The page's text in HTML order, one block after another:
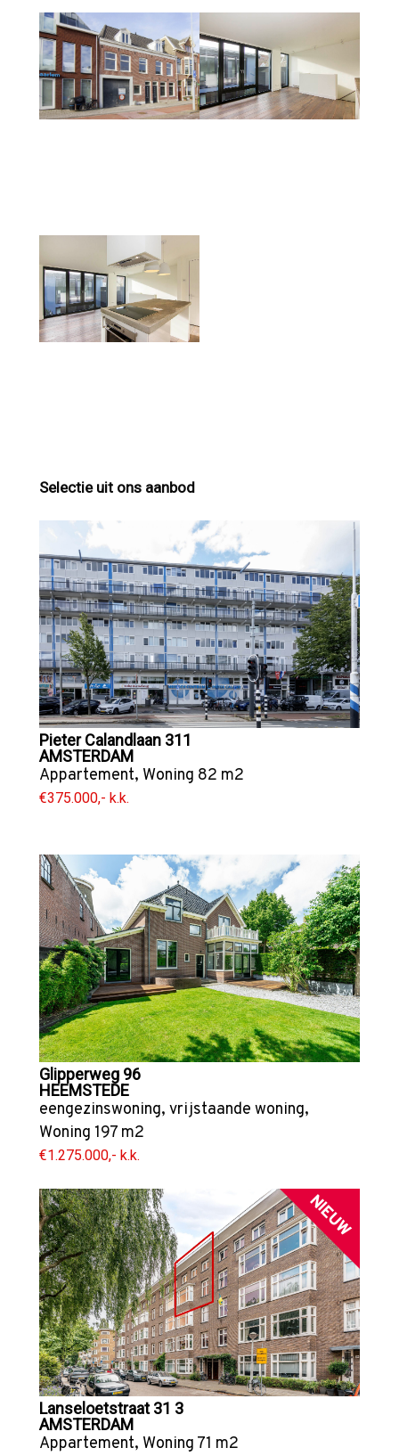
Selectie uit ons aanbod
Pieter Calandlaan 311
AMSTERDAM
Appartement, Woning 82 m2
€375.000,- k.k.
Glipperweg 96
HEEMSTEDE
eengezinswoning, vrijstaande woning,
Woning 197 m2
€1.275.000,- k.k.
NIEUW
Lanseloetstraat 31 3
AMSTERDAM
Appartement, Woning 71 m2